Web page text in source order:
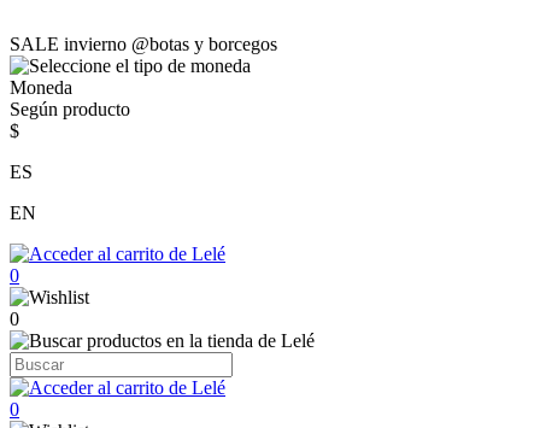
SALE invierno @botas y borcegos
Moneda
Según producto
$
ES
EN
0
0
0